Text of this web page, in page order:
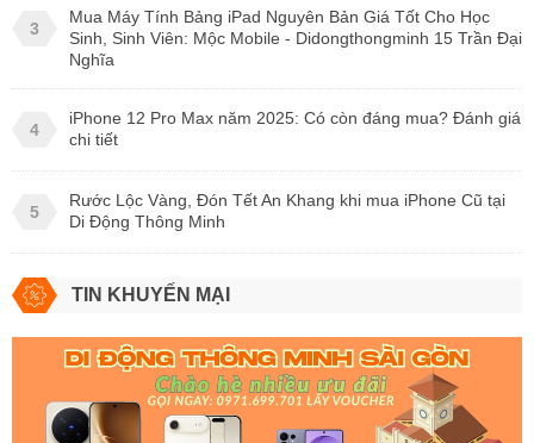
3
Mua Máy Tính Bảng iPad Nguyên Bản Giá Tốt Cho Học
Sinh, Sinh Viên: Mộc Mobile - Didongthongminh 15 Trần Đại
Nghĩa
4
iPhone 12 Pro Max năm 2025: Có còn đáng mua? Đánh giá
chi tiết
5
Rước Lộc Vàng, Đón Tết An Khang khi mua iPhone Cũ tại
Di Động Thông Minh
TIN KHUYẾN MẠI